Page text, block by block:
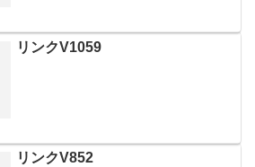
リンクV1059
リンクV852